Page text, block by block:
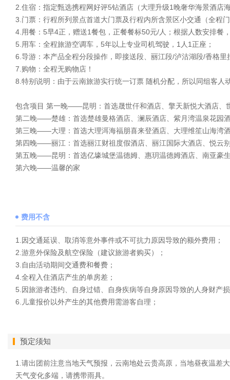
2.住宿：指定甄选携程网好评5钻酒店（大理升级1晚奢华海景酒
3.门票：行程所列景点首道大门票及行程内所含景区小交通（全程
4.用餐：5早4正，赠送1餐包，正餐餐标50元/人；根据人数安排餐
5.用车：全程旅游空调车，5年以上专业司机驾驶，1人1正座；
6.导游：本产品全程分段操作，即接送段、丽江段/泸沽湖段/香格
7.购物：全程无购物店！
8.特别说明：由于云南旅游实行统一订票 随机分配，所以同组客
包含项目 第一晚——昆明：首选晟世仟和酒店、擎天新悦大酒店、
第二晚——楚雄：首选楚雄曼格酒店、澜辰酒店、紫月湾温泉花园
第三晚——大理：首选大理洱海福朋喜来登酒店、大理维笙山海湾
第四晚——丽江：首选丽江财祖度假酒店、丽江国际大酒店、悦云
第五晚——昆明：首选亿壕城堡温德姆、惠玥温德姆酒店、南亚豪
第六晚——温馨的家
费用不含
1.因交通延误、取消等意外事件或不可抗力原因导致的额外费用；
2.游意外保险及航空保险（建议旅游者购买）；
3.自由活动期间交通费和餐费；
4.全程入住酒店产生的单房差；
5.因旅游者违约、自身过错、自身疾病等自身原因导致的人身财产
6.儿童报价以外产生的其他费用需游客自理；
预定须知
1.请出团前注意当地天气预报，云南地处云贵高原，当地昼夜温差
天气变化多端，请携带雨具。